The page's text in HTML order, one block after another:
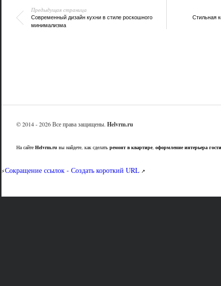
Предыдущая страница
Современный дизайн кухни в стиле роскошного
минимализма
Стильная
© 2014 - 2026 Все права защищены. Helvrm.ru
На сайте Helvrm.ru вы найдете, как сделать ремонт в квартире, оформление интерьера
⚡Сокращение ссылок - Создать короткий URL↗